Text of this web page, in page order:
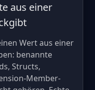
aus einer
Wert aus einer
benannte
Structs,
Member-